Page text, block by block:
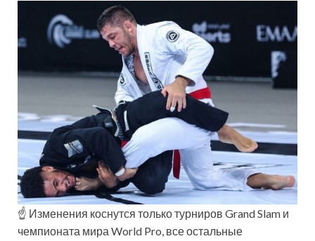
☝ Изменения коснутся только турниров Grand Slam и
чемпионата мира World Pro, все остальные